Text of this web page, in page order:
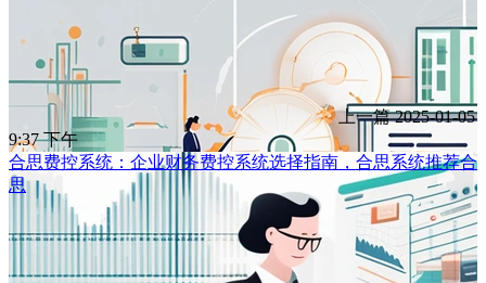
上一篇 2025-01-05
9:37 下午
合思费控系统：企业财务费控系统选择指南，合思系统推荐合
思